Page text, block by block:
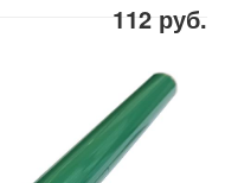
112 руб.